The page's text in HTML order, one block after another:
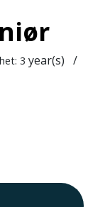
3 year(s) /